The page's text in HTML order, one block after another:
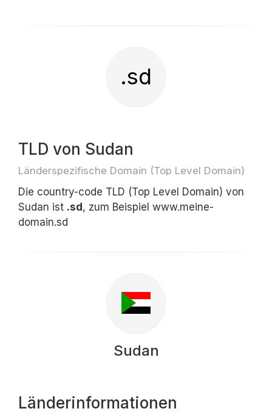
.sd
TLD von Sudan
Länderspezifische Domain (Top Level Domain)
Die country-code TLD (Top Level Domain) von
Sudan ist .sd , zum Beispiel www.meine-
domain.sd
Sudan
Länderinformationen